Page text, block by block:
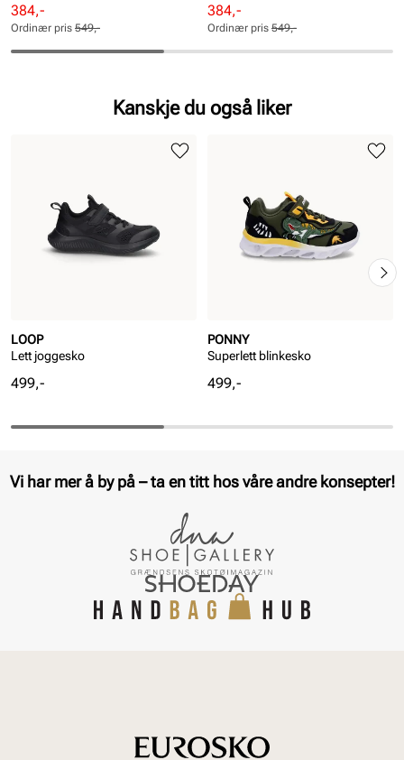
Rabattert
pris
Pris
384,-
Ordinær
pris
Pris
Ordinær pris 549,-
Rabattert
pris
Pris
384,-
Ordinær
pris
Pris
Ordinær pris 549,-
Kanskje du også liker
LOOP
Lett joggesko
Pris
499,-
PONNY
Superlett blinkesko
Pris
499,-
Vi har mer å by på – ta en titt hos våre andre konsepter!